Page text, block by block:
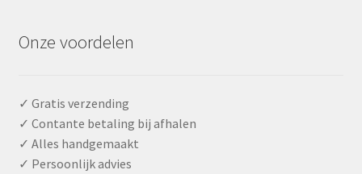
Onze voordelen
✓ Gratis verzending
✓ Contante betaling bij afhalen
✓ Alles handgemaakt
✓ Persoonlijk advies